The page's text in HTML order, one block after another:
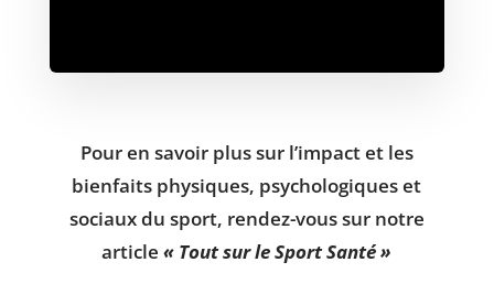
Pour en savoir plus sur l’impact et les
bienfaits physiques, psychologiques et
sociaux du sport, rendez-vous sur notre
article« Tout sur le Sport Santé »